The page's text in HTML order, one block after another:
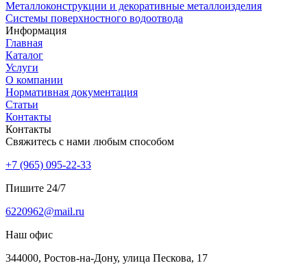
Металлоконструкции и декоративные металлоизделия
Системы поверхностного водоотвода
Информация
Главная
Каталог
Услуги
О компании
Нормативная документация
Статьи
Контакты
Контакты
Свяжитесь с нами любым способом
+7 (965) 095-22-33
Пишите 24/7
6220962@mail.ru
Наш офис
344000, Ростов-на-Дону, улица Пескова, 17